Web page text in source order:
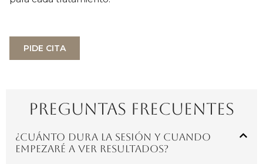
PIDE CITA
PREGUNTAS FRECUENTES
¿Cuánto dura la sesión y cuando
empezaré a ver resultados?